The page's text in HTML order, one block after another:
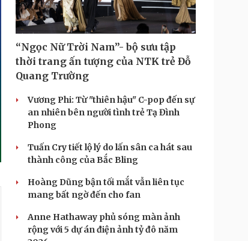
“Ngọc Nữ Trời Nam”- bộ sưu tập
thời trang ấn tượng của NTK trẻ Đỗ
Quang Trường
Vương Phi: Từ "thiên hậu" C-pop đến sự
an nhiên bên người tình trẻ Tạ Đình
Phong
Tuấn Cry tiết lộ lý do lấn sân ca hát sau
thành công của Bắc Bling
Hoàng Dũng bận tối mắt vẫn liên tục
mang bất ngờ đến cho fan
Anne Hathaway phủ sóng màn ảnh
rộng với 5 dự án điện ảnh tỷ đô năm